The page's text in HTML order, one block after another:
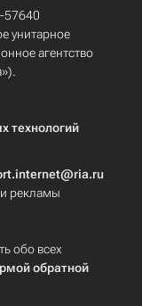
57640
унитарное
агентство
технологий
рекламы
обо всех
обратной